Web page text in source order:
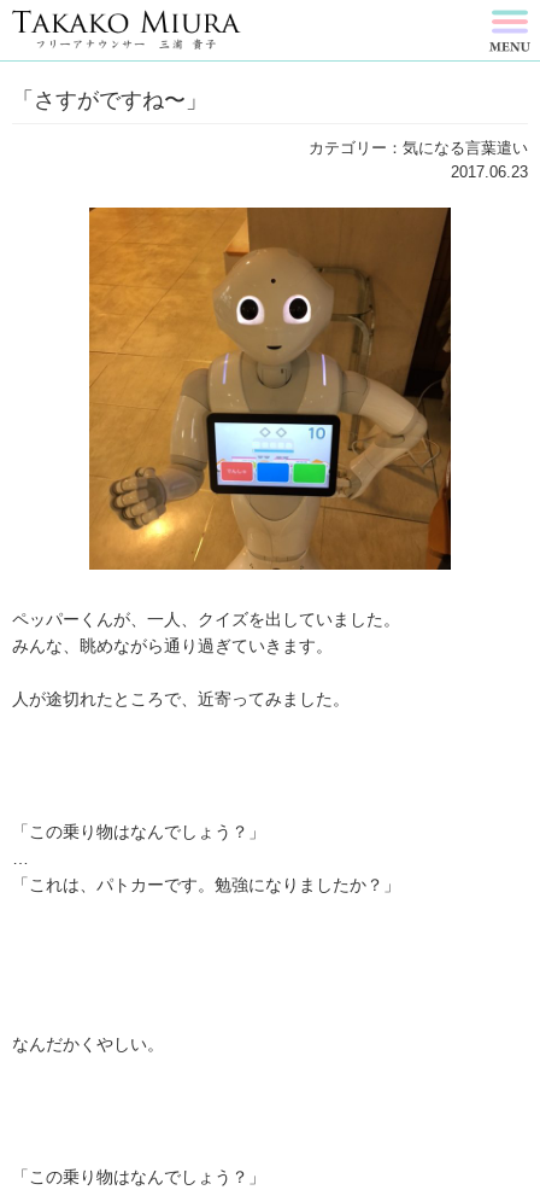
「さすがですね〜」
カテゴリー：気になる言葉遣い
2017.06.23
ペッパーくんが、一人、クイズを出していました。
みんな、眺めながら通り過ぎていきます。
人が途切れたところで、近寄ってみました。
「この乗り物はなんでしょう？」
「これは、パトカーです。勉強になりましたか？」
なんだかくやしい。
「この乗り物はなんでしょう？」